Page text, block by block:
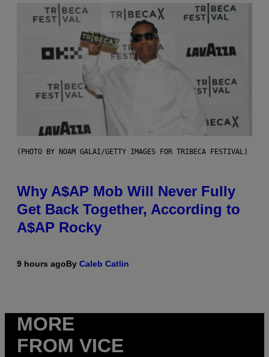
(PHOTO BY NOAM GALAI/GETTY IMAGES FOR TRIBECA FESTIVAL)
Why A$AP Mob Will Never Fully
Get Back Together, According to
A$AP Rocky
9 hours agoBy Caleb Catlin
MORE
FROM VICE